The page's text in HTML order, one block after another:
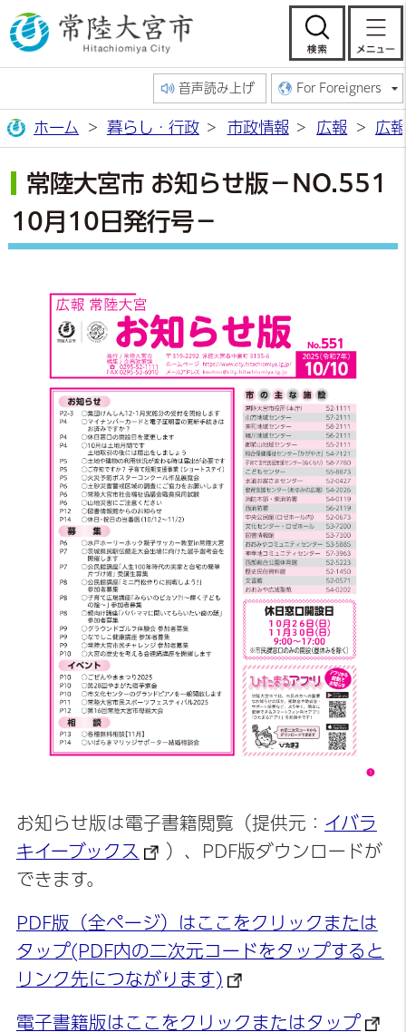
常陸大宮市公
検
音声読み上げ For Foreigners
ホーム 暮らし・行政 市政情報 広報 広
常陸大宮市 お知らせ版－NO.551
10月10日発行号－
お知らせ版は電子書籍閲覧（提供元： イバラ
キイーブックス
）、PDF版ダウンロードが
できます。
PDF版（全ページ）はここをクリックまたは
タップ(PDF内の二次元コードをタップすると
リンク先につながります)
電子書籍版はここをクリックまたはタップ